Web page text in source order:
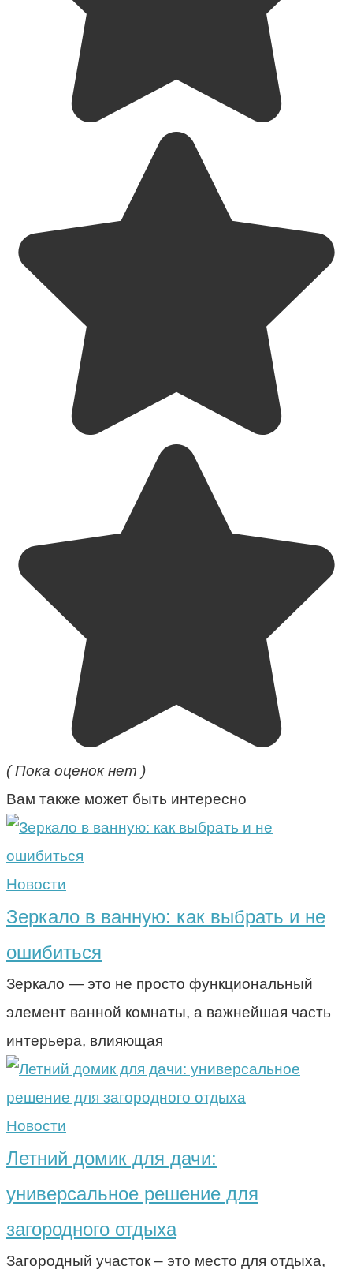
( Пока оценок нет )
Вам также может быть интересно
Новости
Зеркало в ванную: как выбрать и не
ошибиться
Зеркало — это не просто функциональный
элемент ванной комнаты, а важнейшая часть
интерьера, влияющая
Новости
Летний домик для дачи:
универсальное решение для
загородного отдыха
Загородный участок – это место для отдыха,